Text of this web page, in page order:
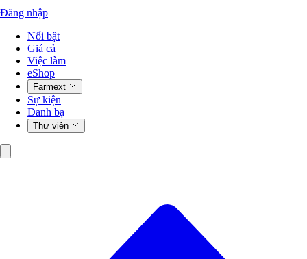
Đăng nhập
Nổi bật
Giá cả
Việc làm
eShop
Farmext
Sự kiện
Danh bạ
Thư viện